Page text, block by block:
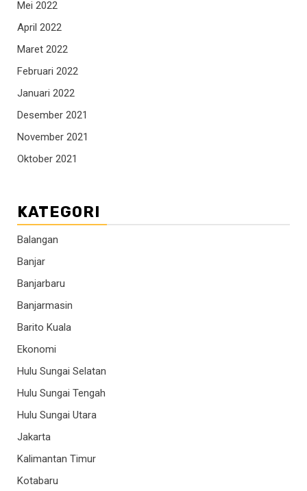
Mei 2022
April 2022
Maret 2022
Februari 2022
Januari 2022
Desember 2021
November 2021
Oktober 2021
KATEGORI
Balangan
Banjar
Banjarbaru
Banjarmasin
Barito Kuala
Ekonomi
Hulu Sungai Selatan
Hulu Sungai Tengah
Hulu Sungai Utara
Jakarta
Kalimantan Timur
Kotabaru